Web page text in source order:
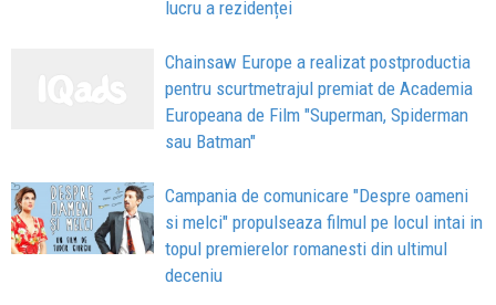
lucru a rezidenței
Chainsaw Europe a realizat postproductia
pentru scurtmetrajul premiat de Academia
Europeana de Film "Superman, Spiderman
sau Batman"
Campania de comunicare "Despre oameni
si melci" propulseaza filmul pe locul intai in
topul premierelor romanesti din ultimul
deceniu